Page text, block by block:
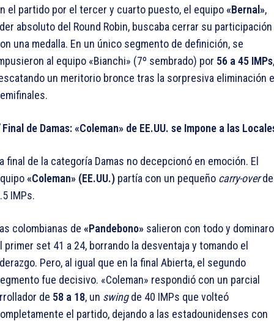
el partido por el tercer y cuarto puesto, el equipo«Bernal»,
absoluto del Round Robin, buscaba cerrar su participación
una medalla. En un único segmento de definición, se
al equipo «Bianchi» (7º sembrado) por 56 a 45 IMPs,
un meritorio bronce tras la sorpresiva eliminación
Final de Damas: «Coleman» de EE.UU. se Impone a las
final de la categoría Damas no decepcionó en emoción. El
«Coleman» (EE.UU.)partía con un pequeño carry-overde
IMPs.
colombianas de «Pandebono»salieron con todo y
primer set 41 a 24, borrando la desventaja y tomando el
Pero, al igual que en la final Abierta, el segundo
fue decisivo. «Coleman» respondió con un parcial
de 58 a 18, un swingde 40 IMPs que volteó
el partido, dejando a las estadounidenses con